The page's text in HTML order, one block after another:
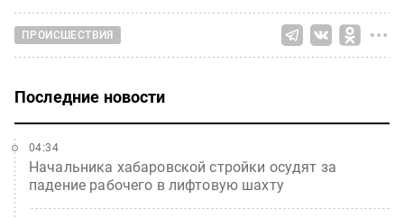
ПРОИСШЕСТВИЯ
Последние новости
Начальника хабаровской стройки осудят за
падение рабочего в лифтовую шахту
04:34